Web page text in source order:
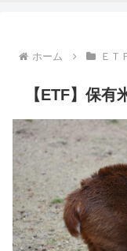
ホーム ＥＴＦ
【ETF】保